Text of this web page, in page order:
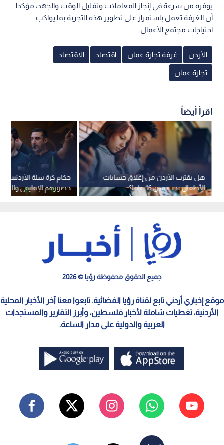
يوفره من سرعة في إنجاز المعاملات وتقليل الوقت والجهد، مؤكدا
أن الغرفة تعمل باستمرار على تطوير هذه التجربة بما يواكب
احتياجات مجتمع الأعمال.
الأردن غرفة تجارة عمان اقتصاد الاقتصاد
تجارة عمان
اقرأ أيضاً
حكام كرة سلة الأردنيين
حضورهم الإقليمي
هل يقترب الأردن من إغلاق حسابات
الأطفال تحت سن 16 عاما؟
جميع الحقوق محفوظة رؤيا © 2026
موقع إخباري أردني تابع لقناة رؤيا الفضائية. تابعوا معنا آخر الأخبار المحلية
الأردنية، تغطيات شاملة لأخبار فلسطين، وأبرز التقارير والمستجدات
العربية والدولية على مدار الساعة.